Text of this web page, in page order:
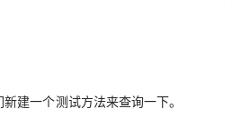
建一个测试方法来查询一下。